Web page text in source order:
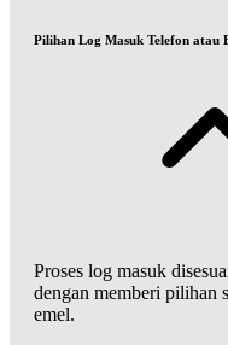
Pilihan Log Masuk Telefon atau
Proses log masuk
dengan memberi pilihan
emel.